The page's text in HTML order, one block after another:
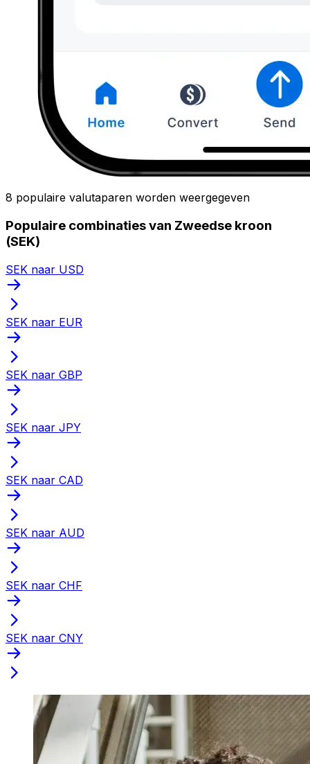
8 populaire valutaparen worden weergegeven
Populaire combinaties van Zweedse kroon
(SEK)
SEK naar USD
SEK naar EUR
SEK naar GBP
SEK naar JPY
SEK naar CAD
SEK naar AUD
SEK naar CHF
SEK naar CNY